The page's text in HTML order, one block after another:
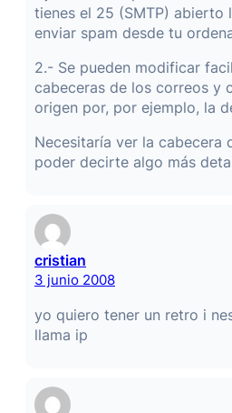
tienes el 25 (SMTP) abierto
enviar spam desde tu
2.- Se pueden modificar
cabeceras de los correos y
origen por, por ejemplo, la
Necesitaría ver la cabecera
poder decirte algo más
cristian
3 junio 2008
yo quiero tener un retro i
llama ip